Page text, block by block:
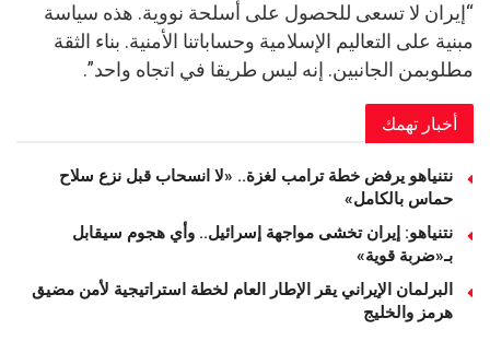
“إيران لا تسعى للحصول على أسلحة نووية. هذه سياسة
مبنية على التعاليم الإسلامية وحساباتنا الأمنية. بناء الثقة
مطلوبمن الجانبين. إنه ليس طريقا في اتجاه واحد”.
أخبار تهمك
نتنياهو يرفض خطة ترامب لغزة.. «لا انسحاب قبل نزع سلاح
حماس بالكامل»
نتنياهو: إيران تخشى مواجهة إسرائيل.. وأي هجوم سيقابل
بـ«ضربة قوية»
البرلمان الإيراني يقر الإطار العام لخطة استراتيجية لأمن مضيق
هرمز والخليج